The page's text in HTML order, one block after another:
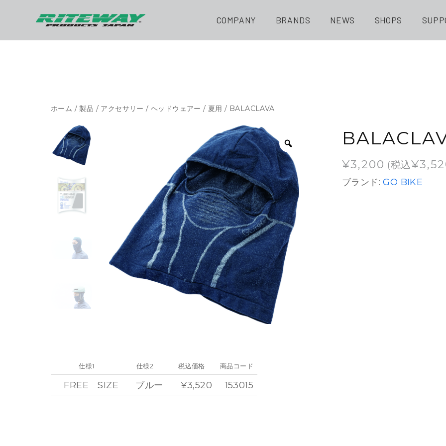
COMPANY BRANDS NEWS SHOPS
ホーム /製品 / アクセサリー /ヘッドウェアー / 夏用 / BALACLAVA
¥3,200 (税込¥
ブランド:GO BIKE
仕様1
FREE SIZE
仕様2
ブルー
税込価格
¥3,520
商品コード
153015